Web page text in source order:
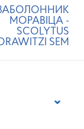
МОРАВІЦА -
SCOLYTUS
SEM